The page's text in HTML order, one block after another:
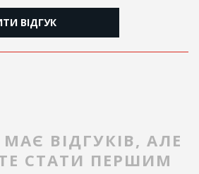
ВІДГУК
ВІДГУКІВ, АЛЕ
СТАТИ ПЕРШИМ